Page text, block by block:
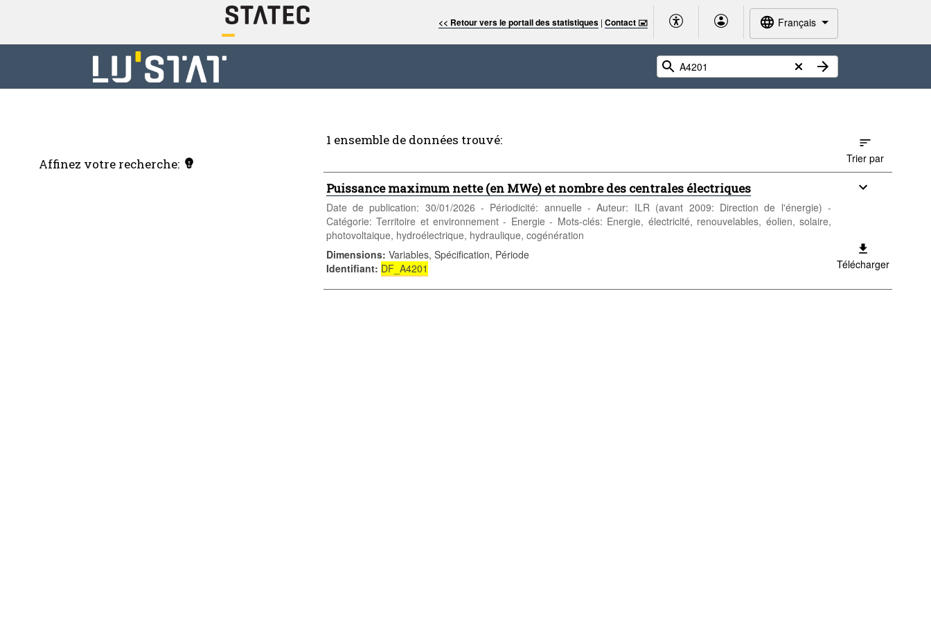
<< Retour vers le portail des statistiques |Contact 🖃 Français
Affinez votre recherche:
1 ensemble de données trouvé:
Trier par
Puissance maximum nette (en MWe) et nombre des centrales électriques
Date de publication: 30/01/2026 - Périodicité: annuelle - Auteur: ILR (avant 2009: Direction de l'énergie) -
Catégorie: Territoire et environnement - Energie - Mots-clés: Energie, électricité, renouvelables, éolien, solaire,
photovoltaique, hydroélectrique, hydraulique, cogénération
Dimensions: Variables, Spécification, Période
Identifiant: DF_A4201 Télécharger